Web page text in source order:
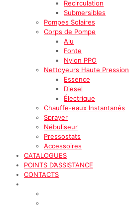
Recirculation
Submersibles
Pompes Solaires
Corps de Pompe
Alu
Fonte
Nylon PPO
Nettoyeurs Haute Pression
Essence
Diesel
Électrique
Chauffe-eaux Instantanés
Sprayer
Nébuliseur
Pressostats
Accessoires
CATALOGUES
POINTS D’ASSISTANCE
CONTACTS